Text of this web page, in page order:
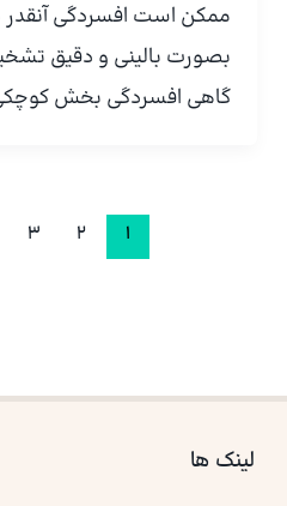
ممکن است افسردگی
بصورت بالینی و دقیق
گاهی افسردگی بخش
1
2
3
لینک ها